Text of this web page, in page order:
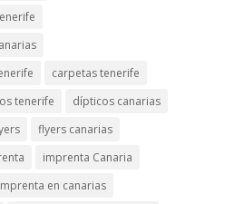
carpetas tenerife
tenerife
dípticos canarias
flyers canarias
imprenta Canaria
en canarias